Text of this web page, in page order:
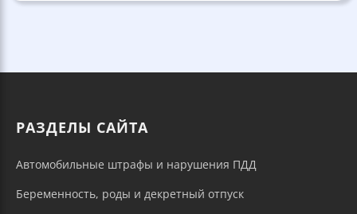
РАЗДЕЛЫ САЙТА
Автомобильные штрафы и нарушения ПДД
Беременность, роды и декретный отпуск